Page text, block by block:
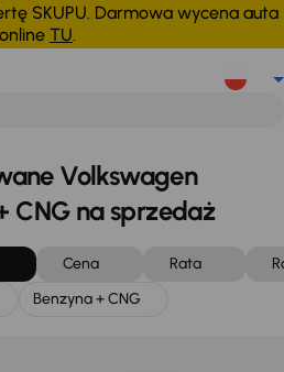
SKUPU. Darmowa wycena auta
online TU.
Benzyna + CNG Anuluj wszystko
Volkswagen
CNG na sprzedaż
Cena Rata
Benzyna + CNG